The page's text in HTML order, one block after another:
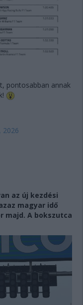
pontosabban annak
2026
az új kezdési
magyar idő
majd. A bokszutca